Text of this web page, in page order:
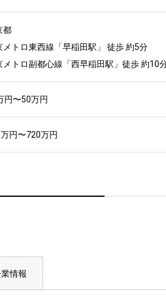
都
メトロ東西線「早稲田駅」 徒歩 約5分
メトロ副都心線「西早稲田駅」徒歩 約10
円〜50万円
円〜720万円
情報